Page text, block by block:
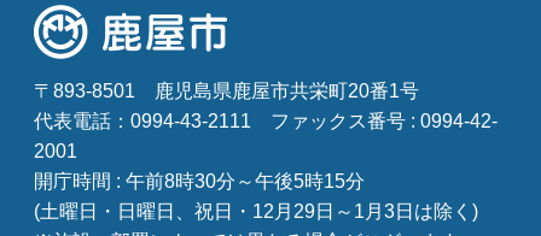
〒893-8501
鹿児島県鹿屋市共栄町20番1号
代表電話：0994-43-2111
ファックス番号 : 0994-42-
2001
開庁時間 : 午前8時30分～午後5時15分
(土曜日・日曜日、祝日・12月29日～1月3日は除く)